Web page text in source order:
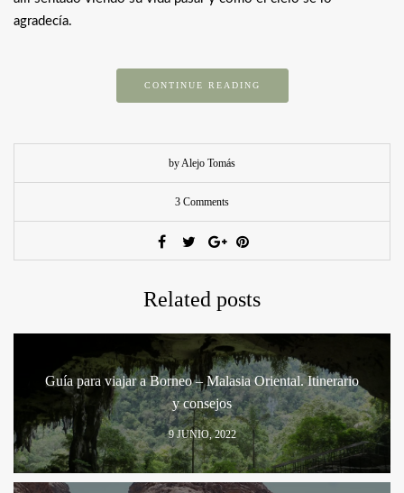
agradecía.
CONTINUE READING
by Alejo Tomás
3 Comments
Related posts
Guía para viajar a Borneo – Malasia Oriental. Itinerario
y consejos
9 JUNIO, 2022